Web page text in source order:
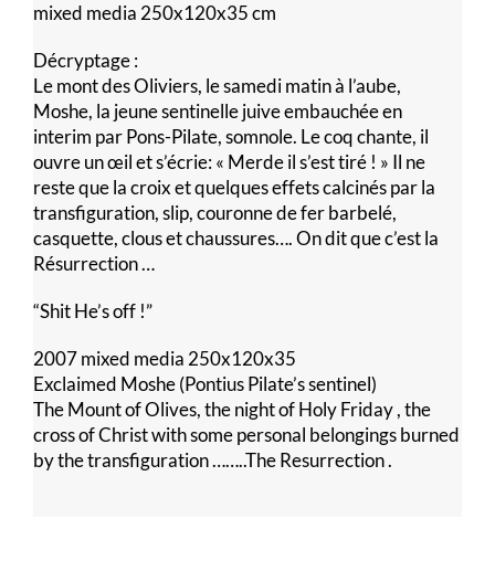
mixed media 250x120x35 cm
Décryptage :
Le mont des Oliviers, le samedi matin à l’aube,
Moshe, la jeune sentinelle juive embauchée en
interim par Pons-Pilate, somnole. Le coq chante, il
ouvre un œil et s’écrie: « Merde il s’est tiré ! » Il ne
reste que la croix et quelques effets calcinés par la
transfiguration, slip, couronne de fer barbelé,
casquette, clous et chaussures…. On dit que c’est la
Résurrection …
“Shit He’s off !”
2007 mixed media 250x120x35
Exclaimed Moshe (Pontius Pilate’s sentinel)
The Mount of Olives, the night of Holy Friday , the
cross of Christ with some personal belongings burned
by the transfiguration ……..The Resurrection .